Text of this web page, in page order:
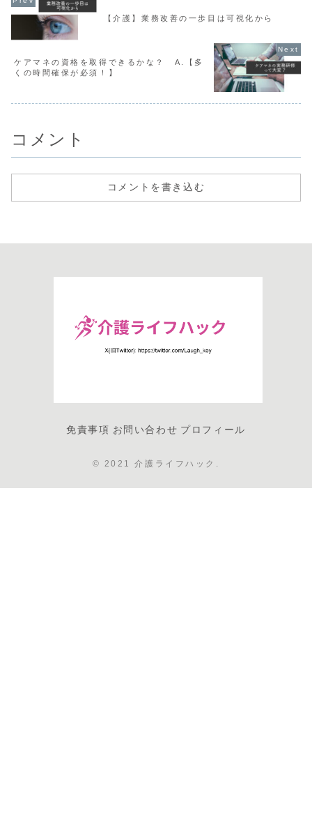
【介護】業務改善の一歩目は可視化から
ケアマネの資格を取得できるかな？ A.【多
くの時間確保が必須！】
コメント
コメントを書き込む
免責事項 お問い合わせ プロフィール
© 2021 介護ライフハック.